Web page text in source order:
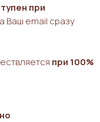
при
Ваш email сразу
при 100%